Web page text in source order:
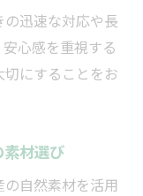
迅速な対応や長
心感を重視する
にすることをお
材選び
自然素材を活用